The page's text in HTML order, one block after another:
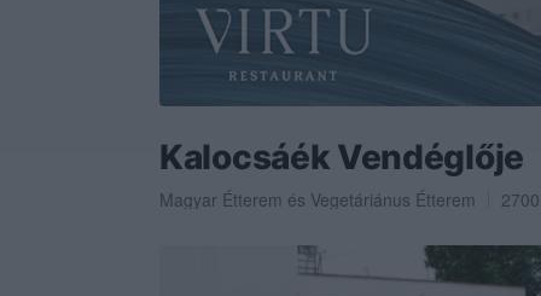
Kalocsáék Vendéglője
Magyar Étterem és Vegetáriánus Étterem 2700